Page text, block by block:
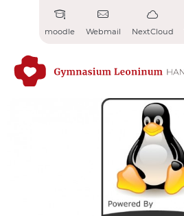
moodle Webmail NextCloud